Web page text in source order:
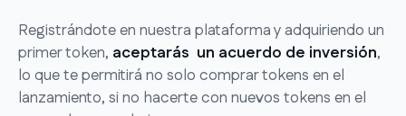
Registrándote en nuestra plataforma y adquiriendo un
primer token, aceptarás un acuerdo de inversión,
lo que te permitirá no solo comprar tokens en el
lanzamiento, si no hacerte con nuevos tokens en el